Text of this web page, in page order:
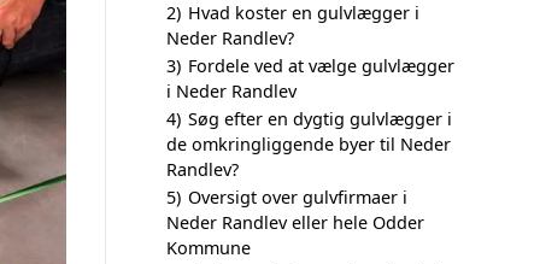
2) Hvad koster en gulvlægger i
Neder Randlev?
3) Fordele ved at vælge gulvlægger
i Neder Randlev
4) Søg efter en dygtig gulvlægger i
de omkringliggende byer til Neder
Randlev?
5) Oversigt over gulvfirmaer i
Neder Randlev eller hele Odder
Kommune